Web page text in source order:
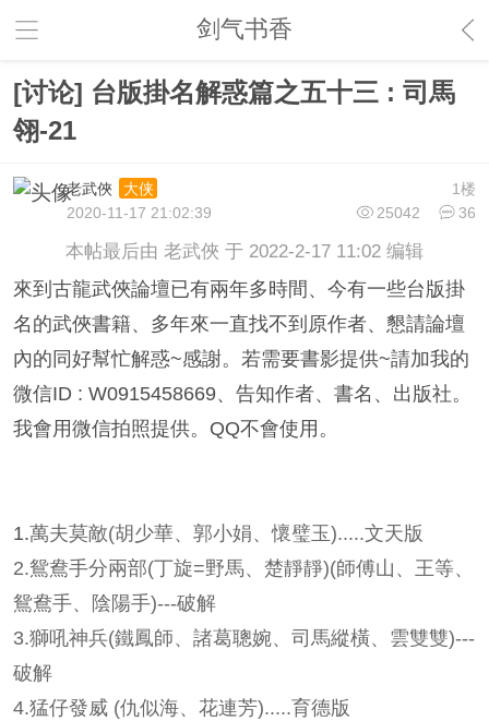
剑气书香
[讨论] 台版掛名解惑篇之五十三 : 司馬
翎-21
1楼
老武俠
大侠
25042
36
2020-11-17 21:02:39
本帖最后由 老武俠 于 2022-2-17 11:02 编辑
來到古龍武俠論壇已有兩年多時間、今有一些台版掛
名的武俠書籍、多年來一直找不到原作者、懇請論壇
內的同好幫忙解惑~感謝。若需要書影提供~請加我的
微信ID : W0915458669、告知作者、書名、出版社。
我會用微信拍照提供。QQ不會使用。
1.萬夫莫敵(胡少華、郭小娟、懷璧玉).....文天版
2.鴛鴦手分兩部(丁旋=野馬、楚靜靜)(師傅山、王等、
鴛鴦手、陰陽手)---破解
3.獅吼神兵(鐵鳳師、諸葛聰婉、司馬縱橫、 雲雙雙)---
破解
4.猛仔發威(仇似海、花連芳).....育德版